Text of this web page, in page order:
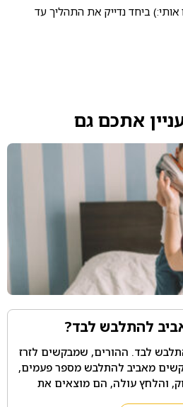
ביחד נדייק את התהליך עד
אתכם גם
להתלבש לבד?
לבד. ההורים, שמבקשים לזרז
מאביב להתלבש מספר פעמים,
והלחץ עולה, הם מוצאים את